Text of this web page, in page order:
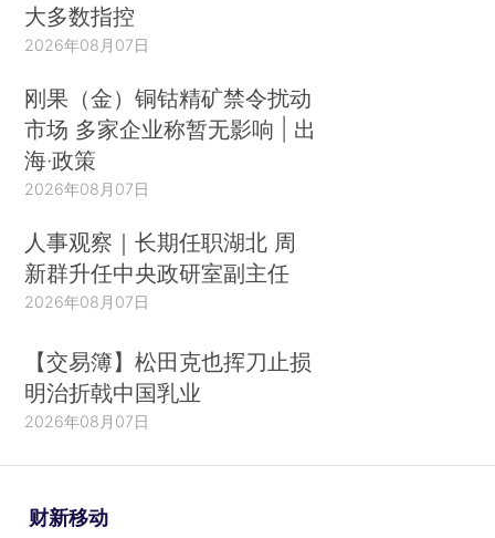
大多数指控
2026年08月07日
刚果（金）铜钴精矿禁令扰动
市场 多家企业称暂无影响 | 出
海·政策
2026年08月07日
人事观察｜长期任职湖北 周
新群升任中央政研室副主任
2026年08月07日
【交易簿】松田克也挥刀止损
明治折戟中国乳业
2026年08月07日
财新移动